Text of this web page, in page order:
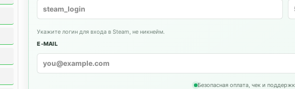
Укажите логин для входа в Steam, не никнейм.
E-MAIL
Безопасная оплата, чек и